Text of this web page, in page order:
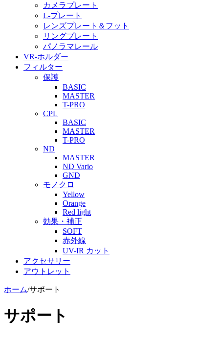
カメラプレート
L-プレート
レンズプレート＆フット
リングプレート
パノラマレール
VR-ホルダー
フィルター
保護
BASIC
MASTER
T-PRO
CPL
BASIC
MASTER
T-PRO
ND
MASTER
ND Vario
GND
モノクロ
Yellow
Orange
Red light
効果・補正
SOFT
赤外線
UV-IR カット
アクセサリー
アウトレット
ホーム/サポート
サポート